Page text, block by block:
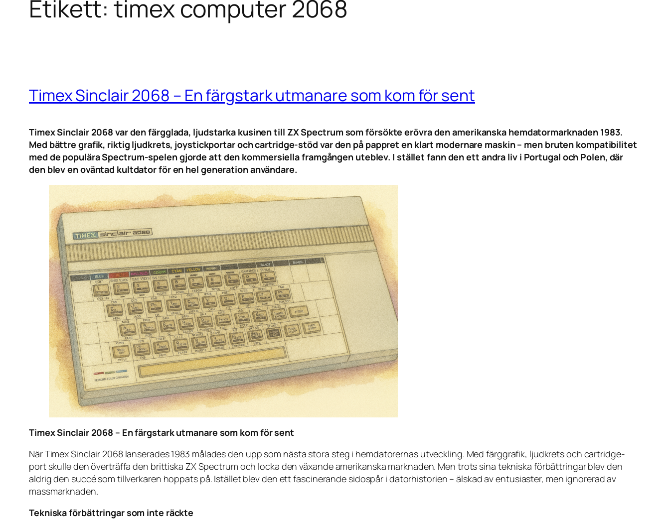
Etikett:timex computer 2068
Timex Sinclair 2068 – En färgstark utmanare som kom för sent
Timex Sinclair 2068 var den färgglada, ljudstarka kusinen till ZX Spectrum som försökte erövra den amerikanska hemdatormarknaden 1983.
Med bättre grafik, riktig ljudkrets, joystickportar och cartridge-stöd var den på pappret en klart modernare maskin – men bruten kompatibilitet
med de populära Spectrum-spelen gjorde att den kommersiella framgången uteblev. I stället fann den ett andra liv i Portugal och Polen, där
den blev en oväntad kultdator för en hel generation användare.
Timex Sinclair 2068 – En färgstark utmanare som kom för sent
När Timex Sinclair 2068 lanserades 1983 målades den upp som nästa stora steg i hemdatorernas utveckling. Med färggrafik, ljudkrets och cartridge-
port skulle den överträffa den brittiska ZX Spectrum och locka den växande amerikanska marknaden. Men trots sina tekniska förbättringar blev den
aldrig den succé som tillverkaren hoppats på. Istället blev den ett fascinerande sidospår i datorhistorien – älskad av entusiaster, men ignorerad av
massmarknaden.
Tekniska förbättringar som inte räckte